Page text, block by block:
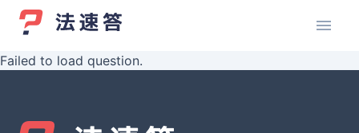
Failed to load question.